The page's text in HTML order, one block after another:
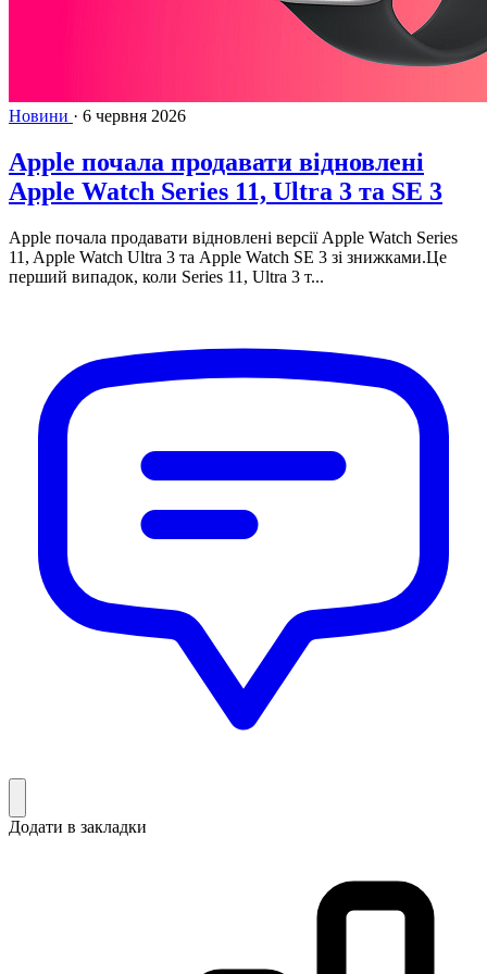
Новини · 6 червня 2026
Apple почала продавати відновлені
Apple Watch Series 11, Ultra 3 та SE 3
Apple почала продавати відновлені версії Apple Watch Series
11, Apple Watch Ultra 3 та Apple Watch SE 3 зі знижками.Це
перший випадок, коли Series 11, Ultra 3 т...
Додати в закладки